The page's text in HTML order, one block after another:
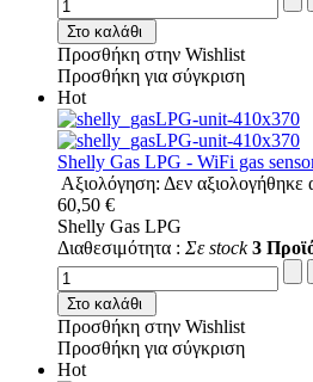
Στο καλάθι
Προσθήκη στην Wishlist
Προσθήκη για σύγκριση
Hot
Shelly Gas LPG - WiFi gas
Αξιολόγηση: Δεν αξιολογήθηκε
60,50 €
Shelly Gas LPG
Διαθεσιμότητα : Σε stock 3
Στο καλάθι
Προσθήκη στην Wishlist
Προσθήκη για σύγκριση
Hot